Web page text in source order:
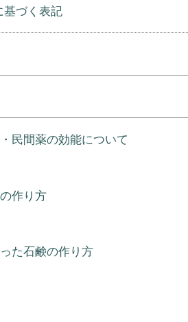
基づく表記
民間薬の効能について
作り方
た石鹸の作り方